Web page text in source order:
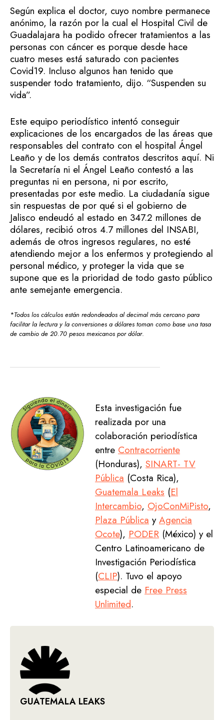
Según explica el doctor, cuyo nombre permanece
anónimo, la razón por la cual el Hospital Civil de
Guadalajara ha podido ofrecer tratamientos a las
personas con cáncer es porque desde hace
cuatro meses está saturado con pacientes
Covid19. Incluso algunos han tenido que
suspender todo tratamiento, dijo. “Suspenden su
vida”.
Este equipo periodístico intentó conseguir
explicaciones de los encargados de las áreas que
responsables del contrato con el hospital Ángel
Leaño y de los demás contratos descritos aquí. Ni
la Secretaría ni el Ángel Leaño contestó a las
preguntas ni en persona, ni por escrito,
presentadas por este medio. La ciudadanía sigue
sin respuestas de por qué si el gobierno de
Jalisco endeudó al estado en 347.2 millones de
dólares, recibió otros 4.7 millones del INSABI,
además de otros ingresos regulares, no esté
atendiendo mejor a los enfermos y protegiendo al
personal médico, y proteger la vida que se
supone que es la prioridad de todo gasto público
ante semejante emergencia.
*Todos los cálculos están redondeados al decimal más cercano para
facilitar la lectura y la conversiones a dólares toman como base una tasa
de cambio de 20.70 pesos mexicanos por dólar.
Esta investigación fue
realizada por una
colaboración periodística
entre Contracorriente
(Honduras), SINART- TV
Pública (Costa Rica),
Guatemala Leaks (El
Intercambio, OjoConMiPisto,
Plaza Pública yAgencia
Ocote), PODER (México) y el
Centro Latinoamericano de
Investigación Periodística
(CLIP). Tuvo el apoyo
especial de Free Press
Unlimited.
GUATEMALA LEAKS